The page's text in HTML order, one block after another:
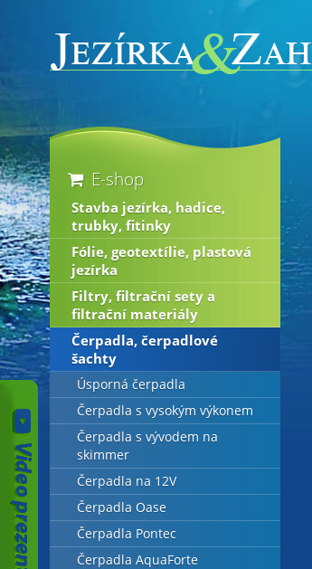
E-shop
Stavba jezírka, hadice,
trubky, fitinky
Fólie, geotextílie, plastová
jezírka
Filtry, filtrační sety a
filtrační materiály
Čerpadla, čerpadlové
šachty
Úsporná čerpadla
Čerpadla s vysokým výkonem
Čerpadla s vývodem na
skimmer
Čerpadla na 12V
Čerpadla Oase
Čerpadla Pontec
Čerpadla AquaForte